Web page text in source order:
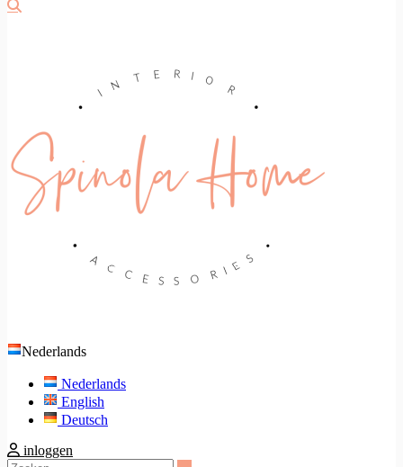
Nederlands
Nederlands
English
Deutsch
inloggen